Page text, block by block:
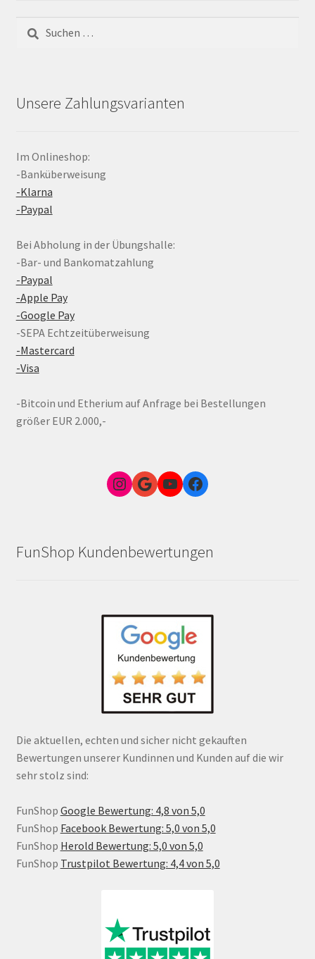
nach:
Unsere Zahlungsvarianten
Im Onlineshop:
-Banküberweisung
-Klarna
-Paypal
Bei Abholung in der Übungshalle:
-Bar- und Bankomatzahlung
-Paypal
-Apple Pay
-Google Pay
-SEPA Echtzeitüberweisung
-Mastercard
-Visa
-Bitcoin und Etherium auf Anfrage bei Bestellungen
größer EUR 2.000,-
Instagram
Google Link zum FunShop WienYouTubeFacebook
FunShop Kundenbewertungen
Die aktuellen, echten und sicher nicht gekauften
Bewertungen unserer Kundinnen und Kunden auf die wir
sehr stolz sind:
FunShop Google Bewertung: 4,8 von 5,0
FunShop Facebook Bewertung: 5,0 von 5,0
FunShop Herold Bewertung: 5,0 von 5,0
FunShop Trustpilot Bewertung: 4,4 von 5,0